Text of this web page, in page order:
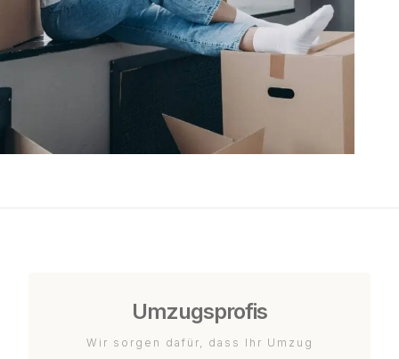
Umzugsprofis
Wir sorgen dafür, dass Ihr Umzug